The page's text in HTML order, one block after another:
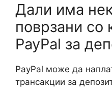
Дали има
поврзани со
PayPal за
PayPal може да
трансакции за